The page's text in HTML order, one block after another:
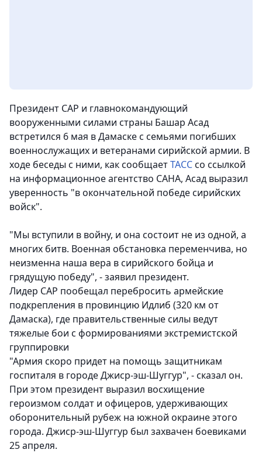
Президент САР и главнокомандующий
вооруженными силами страны Башар Асад
встретился 6 мая в Дамаске с семьями погибших
военнослужащих и ветеранами сирийской армии. В
ходе беседы с ними, как сообщаетТАССсо ссылкой
на информационное агентство САНА, Асад выразил
уверенность "в окончательной победе сирийских
войск".
"Мы вступили в войну, и она состоит не из одной, а
многих битв. Военная обстановка переменчива, но
неизменна наша вера в сирийского бойца и
грядущую победу", - заявил президент.
Лидер САР пообещал перебросить армейские
подкрепления в провинцию Идлиб (320 км от
Дамаска), где правительственные силы ведут
тяжелые бои с формированиями экстремистской
группировки
"Армия скоро придет на помощь защитникам
госпиталя в городе Джиср-эш-Шуггур", - сказал он.
При этом президент выразил восхищение
героизмом солдат и офицеров, удерживающих
оборонительный рубеж на южной окраине этого
города. Джиср-эш-Шуггур был захвачен боевиками
25 апреля.